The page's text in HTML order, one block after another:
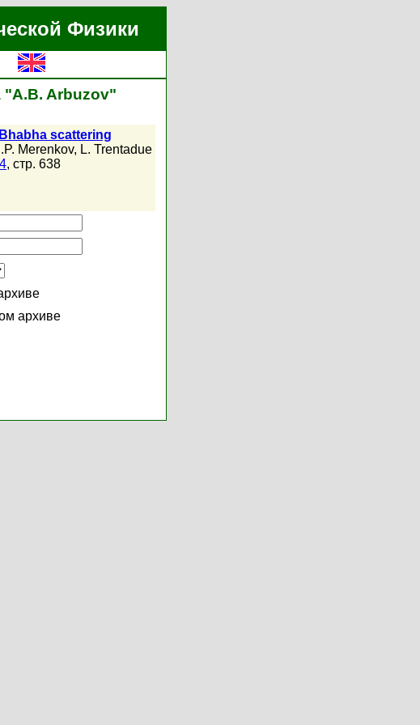
Физики
"A.B. Arbuzov"
scattering
Merenkov, L. Trentadue
, стр. 638
архиве